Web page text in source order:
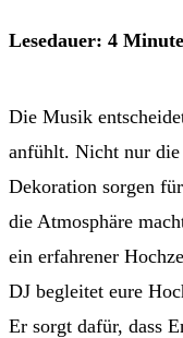
Lesedauer: 4
Die Musik
anfühlt. Nicht nur die
Dekoration sorgen
die Atmosphäre
ein erfahrener
DJ begleitet eure
Er sorgt dafür, dass